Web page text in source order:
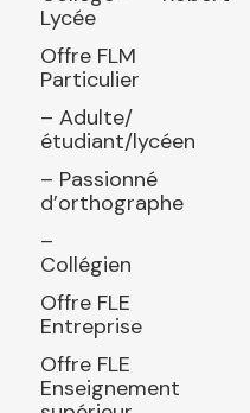
Lycée
Offre FLM
Particulier
– Adulte/
étudiant/lycéen
– Passionné
d’orthographe
–
Collégien
Offre FLE
Entreprise
Offre FLE
Enseignement